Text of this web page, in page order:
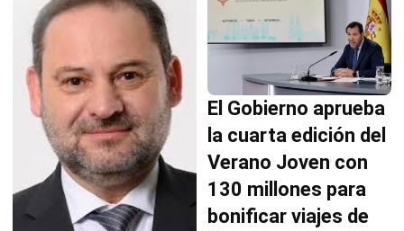
El Gobierno aprueba
la cuarta edición del
Verano Joven con
130 millones para
bonificar viajes de